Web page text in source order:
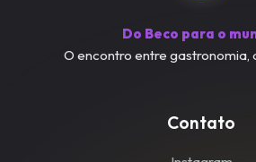
Do Beco para o
O encontro entre gastronomia,
Contato